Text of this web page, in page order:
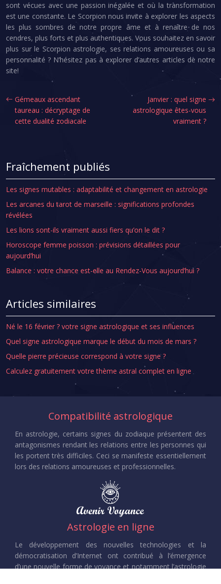
sont vécues avec une passion inégalée et où la transformation
est une constante. Le Scorpion nous invite à explorer les aspects
les plus sombres de notre propre âme et à renaître de nos
cendres, plus forts et plus authentiques. Vous souhaitez en savoir
plus sur le Scorpion astrologie, ses relations amoureuses ou sa
personnalité ? N’hésitez pas à explorer d’autres articles de notre
site!
Gémeaux ascendant
taureau : décryptage de
cette dualité zodiacale
Janvier : quel signe
astrologique êtes-vous
vraiment ?
Fraîchement publiés
Les signes mutables : adaptabilité et changement en astrologie
Les arcanes du tarot de marseille : significations profondes
révélées
Les lions sont-ils vraiment aussi fiers qu’on le dit ?
Horoscope femme poisson : prévisions détaillées pour
aujourd’hui
Balance : votre chance est-elle au Rendez-Vous aujourd’hui ?
Articles similaires
Né le 16 février ? votre signe astrologique et ses influences
Quel signe astrologique marque le début du mois de mars ?
Quelle pierre précieuse correspond à votre signe ?
Calculez gratuitement votre thème astral complet en ligne
Compatibilité astrologique
En astrologie, certains signes du zodiaque présentent des
antagonismes rendant les relations entre les personnes qui
les portent très difficiles. Ceci se manifeste essentiellement
lors des relations amoureuses et professionnelles.
Astrologie en ligne
Le développement des nouvelles technologies et la
démocratisation d’Internet ont contribué à l’émergence
d’une nouvelle forme de voyance et notamment l’astrologie